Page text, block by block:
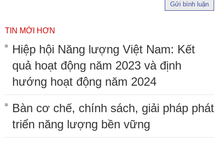
Gửi bình luận
TIN MỚI HƠN
Hiệp hội Năng lượng Việt Nam: Kết
quả hoạt động năm 2023 và định
hướng hoạt động năm 2024
Bàn cơ chế, chính sách, giải pháp phát
triển năng lượng bền vững